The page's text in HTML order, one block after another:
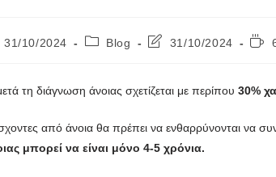
31/10/2024 Blog 31/10/2024
τη διάγνωση άνοιας σχετίζεται με περίπου 30%
από άνοια θα πρέπει να ενθαρρύνονται να
μπορεί να είναι μόνο 4-5 χρόνια.